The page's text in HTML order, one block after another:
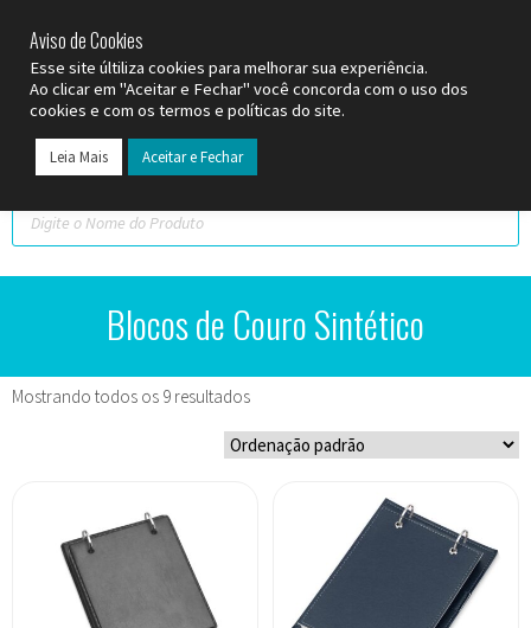
Blocos de Couro Sintético
Mostrando todos os 9 resultados
Aviso de Cookies
Esse site últiliza cookies para melhorar sua experiência.
Ao clicar em "Aceitar e Fechar" você concorda com o uso dos
cookies e com os termos e políticas do site.
Leia Mais Aceitar e Fechar